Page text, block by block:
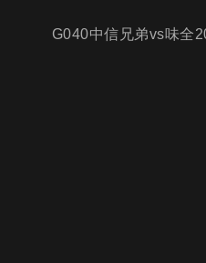
G040中信兄弟vs味全